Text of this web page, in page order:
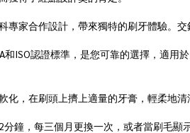
專家合作設計，帶來獨特的刷牙體驗。
和ISO認證標準，是您可靠的選擇，適用於
化，在刷頭上擠上適量的牙膏，輕柔地清
鐘，每三個月更換一次，或者當刷毛顯